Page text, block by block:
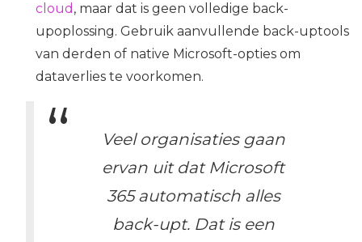
cloud , maar dat is geen volledige back-
upoplossing. Gebruik aanvullende back-uptools
van derden of native Microsoft-opties om
dataverlies te voorkomen.
Veel organisaties gaan
ervan uit dat Microsoft
365 automatisch alles
back-upt. Dat is een